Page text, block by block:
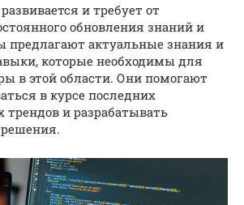
и требует от
обновления знаний и
предлагают актуальные знания и
которые необходимы для
в этой области. Они помогают
в курсе последних
трендов и разрабатывать